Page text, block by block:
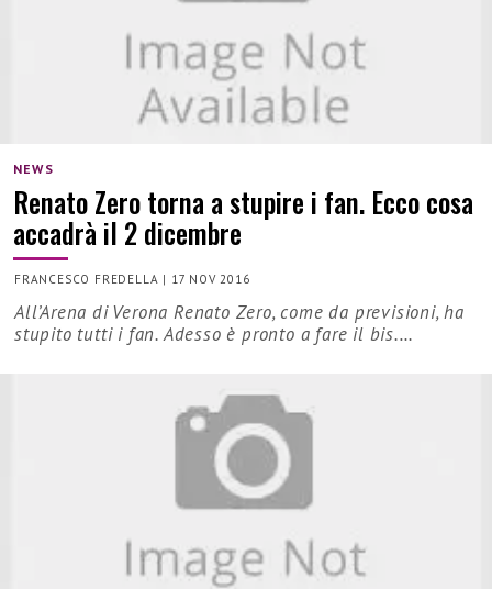
NEWS
Renato Zero torna a stupire i fan. Ecco cosa
accadrà il 2 dicembre
FRANCESCO FREDELLA | 17 NOV 2016
All’Arena di Verona Renato Zero, come da previsioni, ha
stupito tutti i fan. Adesso è pronto a fare il bis.…